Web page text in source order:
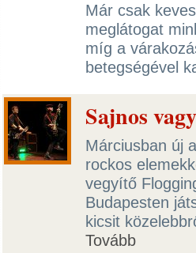
Már csak
meglátogat
míg a
betegségével
Sajnos
Márciusban új
rockos
vegyítő
Budapesten
kicsit
Tovább